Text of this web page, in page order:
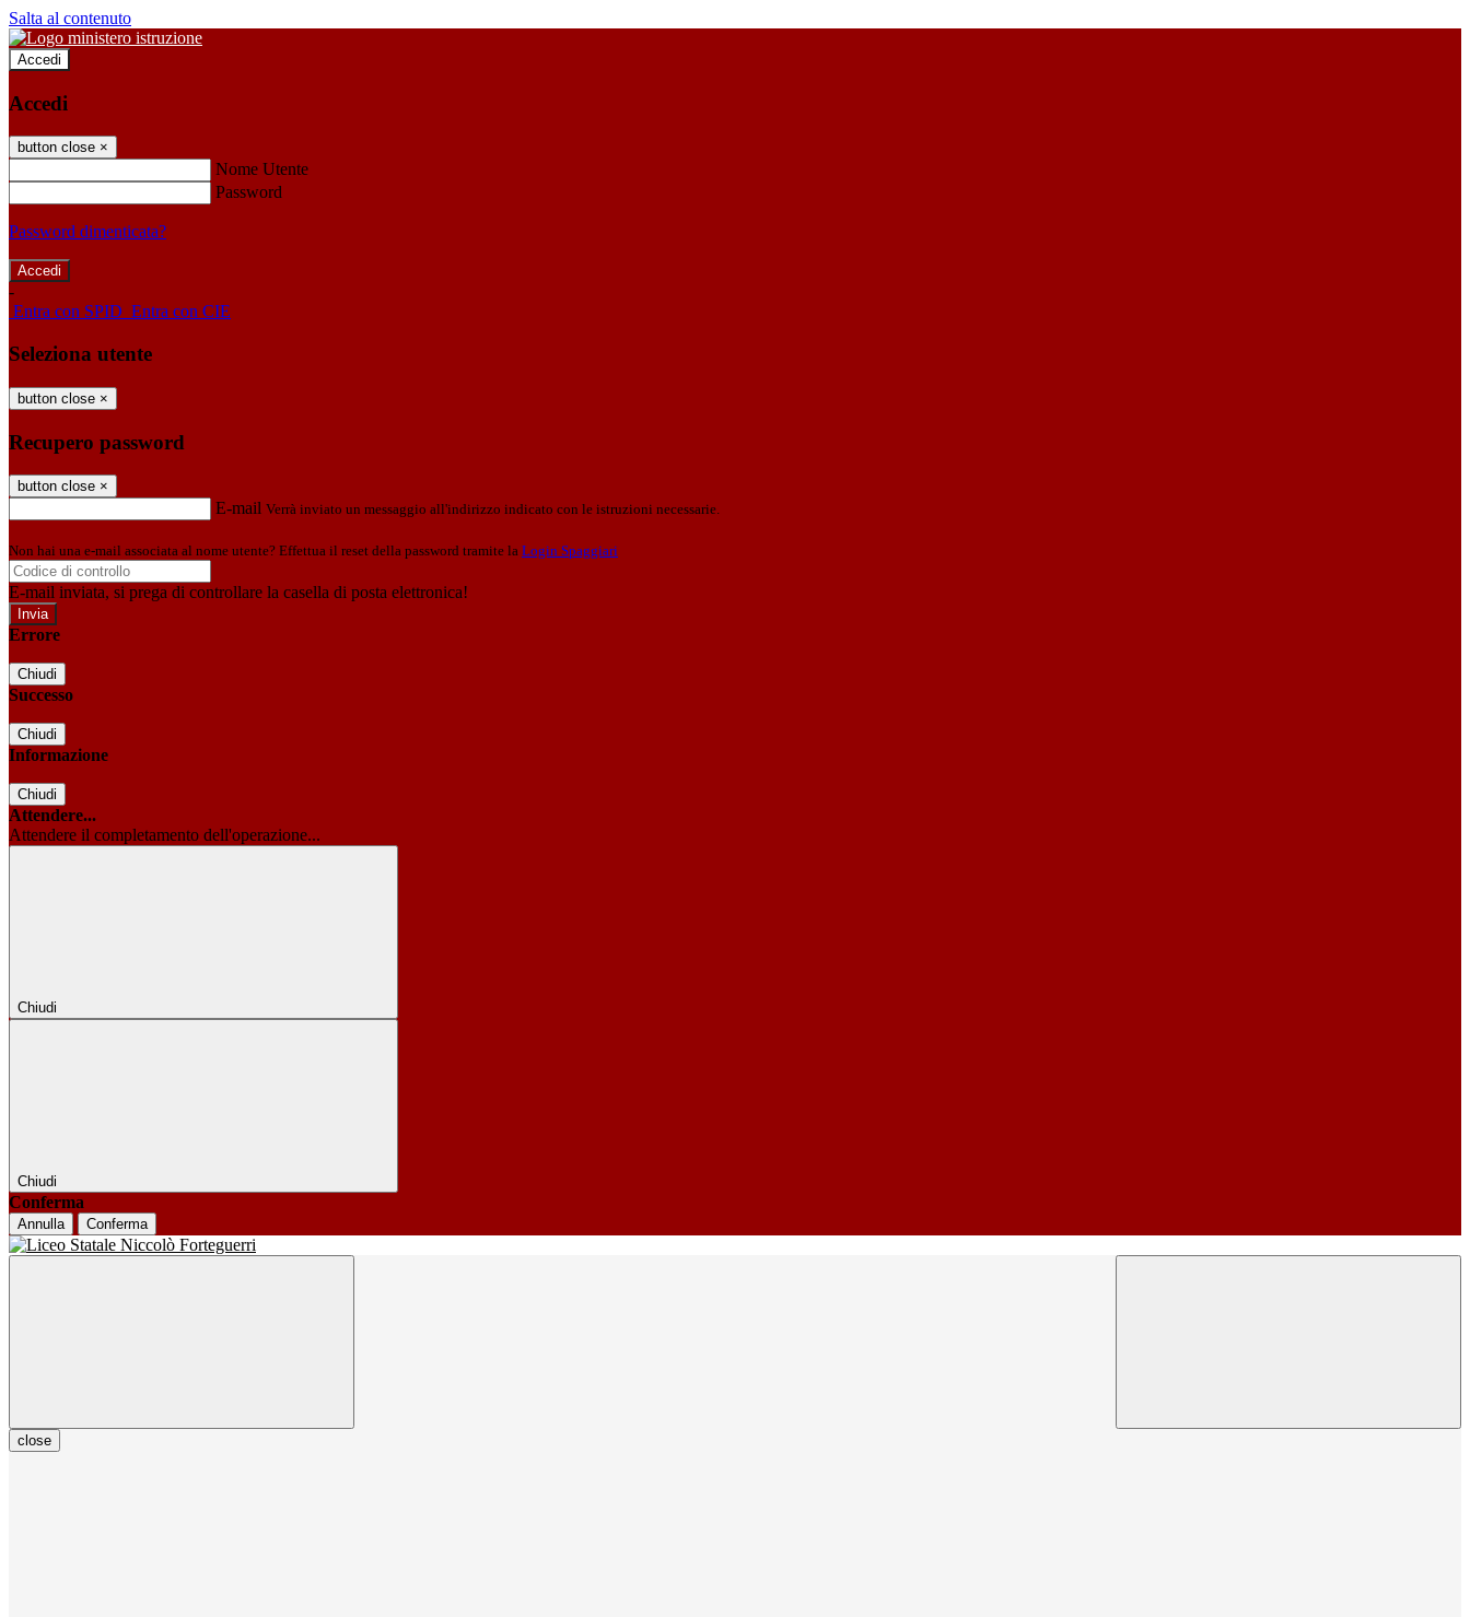
Salta al contenuto
Accedi
Accedi
button close ×
Nome Utente
Password
Password dimenticata?
-
Entra con SPID Entra con CIE
Seleziona utente
button close ×
Recupero password
button close ×
E-mail Verrà inviato un messaggio all'indirizzo indicato con le istruzioni necessarie.
Non hai una e-mail associata al nome utente? Effettua il reset della password tramite la Login Spaggiari
E-mail inviata, si prega di controllare la casella di posta elettronica!
Errore
Chiudi
Successo
Chiudi
Informazione
Chiudi
Attendere...
Attendere il completamento dell'operazione...
Chiudi
Chiudi
Conferma
Annulla Conferma
close